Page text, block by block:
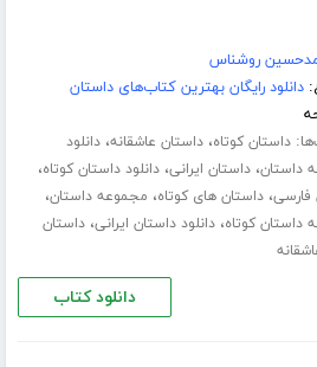
روشناس
دانلود رایگان بهترین کتاب‌های داستان
داستان کوتاه،داستان عاشقانه،دانلود
داستان،داستان ایرانی،دانلود داستان کوتاه،
فارسی،داستان های کوتاه، مجموعه داستان،
داستان کوتاه،دانلود داستان ایرانی،داستان
دانلود کتاب